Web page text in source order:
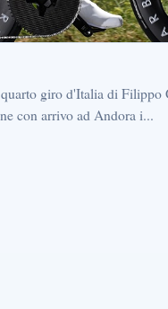
giro d'Italia di
con arrivo ad Andora i...